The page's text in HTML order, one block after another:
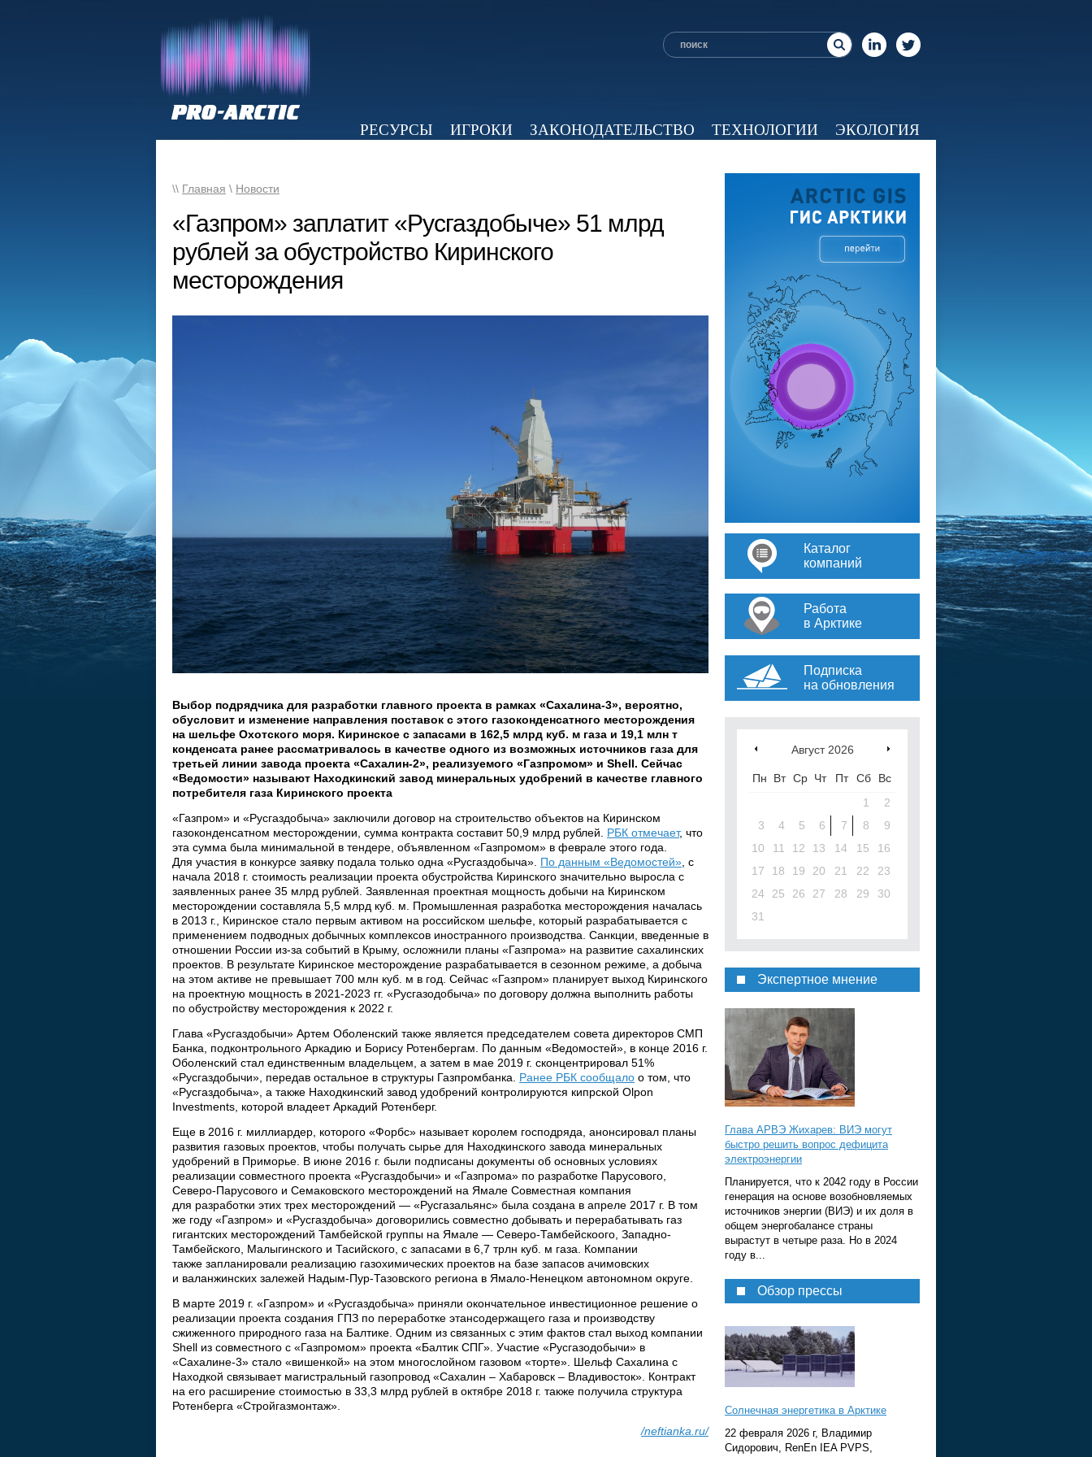
РЕСУРСЫ ИГРОКИ ЗАКОНОДАТЕЛЬСТВО ТЕХНОЛОГИИ
ЭКОЛОГИЯ
\\ Главная \ Новости
«Газпром» заплатит «Русгаздобыче» 51 млрд
рублей за обустройство Киринского
месторождения
Выбор подрядчика для разработки главного проекта в рамках «Сахалина-3», вероятно,
обусловит и изменение направления поставок с этого газоконденсатного месторождения
на шельфе Охотского моря. Киринское с запасами в 162,5 млрд куб. м газа и 19,1 млн т
конденсата ранее рассматривалось в качестве одного из возможных источников газа для
третьей линии завода проекта «Сахалин-2», реализуемого «Газпромом» и Shell. Сейчас
«Ведомости» называют Находкинский завод минеральных удобрений в качестве главного
потребителя газа Киринского проекта
«Газпром» и «Русгаздобыча» заключили договор на строительство объектов на Киринском
газоконденсатном месторождении, сумма контракта составит 50,9 млрд рублей. РБК отмечает, что
эта сумма была минимальной в тендере, объявленном «Газпромом» в феврале этого года.
Для участия в конкурсе заявку подала только одна «Русгаздобыча». По данным «Ведомостей» , с
начала 2018 г. стоимость реализации проекта обустройства Киринского значительно выросла с
заявленных ранее 35 млрд рублей. Заявленная проектная мощность добычи на Киринском
месторождении составляла 5,5 млрд куб. м. Промышленная разработка месторождения началась
в 2013 г., Киринское стало первым активом на российском шельфе, который разрабатывается с
применением подводных добычных комплексов иностранного производства. Санкции, введенные в
отношении России из-за событий в Крыму, осложнили планы «Газпрома» на развитие сахалинских
проектов. В результате Киринское месторождение разрабатывается в сезонном режиме, а добыча
на этом активе не превышает 700 млн куб. м в год. Сейчас «Газпром» планирует выход Киринского
на проектную мощность в 2021-2023 гг. «Русгазодобыча» по договору должна выполнить работы
по обустройству месторождения к 2022 г.
Глава «Русгаздобычи» Артем Оболенский также является председателем совета директоров СМП
Банка, подконтрольного Аркадию и Борису Ротенбергам. По данным «Ведомостей», в конце 2016 г.
Оболенский стал единственным владельцем, а затем в мае 2019 г. сконцентрировал 51%
«Русгаздобычи», передав остальное в структуры Газпромбанка. Ранее РБК сообщало о том, что
«Русгаздобыча», а также Находкинский завод удобрений контролируются кипрской Olpon
Investments, которой владеет Аркадий Ротенберг.
Еще в 2016 г. миллиардер, которого «Форбс» называет королем господряда, анонсировал планы
развития газовых проектов, чтобы получать сырье для Находкинского завода минеральных
удобрений в Приморье. В июне 2016 г. были подписаны документы об основных условиях
реализации совместного проекта «Русгаздобычи» и «Газпрома» по разработке Парусового,
Северо-Парусового и Семаковского месторождений на Ямале Совместная компания
для разработки этих трех месторождений — «Русгазальянс» была создана в апреле 2017 г. В том
же году «Газпром» и «Русгаздобыча» договорились совместно добывать и перерабатывать газ
гигантских месторождений Тамбейской группы на Ямале — Северо-Тамбейскоого, Западно-
Тамбейского, Малыгинского и Тасийского, с запасами в 6,7 трлн куб. м газа. Компании
также запланировали реализацию газохимических проектов на базе запасов ачимовских
и валанжинских залежей Надым-Пур-Тазовского региона в Ямало-Ненецком автономном округе.
В марте 2019 г. «Газпром» и «Русгаздобыча» приняли окончательное инвестиционное решение о
реализации проекта создания ГПЗ по переработке этансодержащего газа и производству
сжиженного природного газа на Балтике. Одним из связанных с этим фактов стал выход компании
Shell из совместного с «Газпромом» проекта «Балтик СПГ». Участие «Русгазодобычи» в
«Сахалине-3» стало «вишенкой» на этом многослойном газовом «торте». Шельф Сахалина с
Находкой связывает магистральный газопровод «Сахалин – Хабаровск – Владивосток». Контракт
на его расширение стоимостью в 33,3 млрд рублей в октябре 2018 г. также получила структура
Ротенберга «Стройгазмонтаж».
/neftianka.ru/
Каталог
компаний
Работа
в Арктике
Подписка
на обновления
Август 2026
Пн Вт Ср Чт Пт Сб
Вс
1
2
3
4 5 6 7 8
9
10
11 12 13 14 15
16
17
18 19 20 21 22
23
24
25 26 27 28 29
30
31
Экспертное мнение
Глава АРВЭ Жихарев: ВИЭ могут
быстро решить вопрос дефицита
электроэнергии
Планируется, что к 2042 году в России
генерация на основе возобновляемых
источников энергии (ВИЭ) и их доля в
общем энергобалансе страны
вырастут в четыре раза. Но в 2024
году в...
Обзор прессы
Солнечная энергетика в Арктике
22 февраля 2026 г, Владимир
Сидорович, RenEn IEA PVPS,